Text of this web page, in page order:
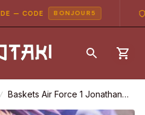
— CODE BONJOUR5
Baskets Air Force 1 Jonathan
Joestar – JoJo’s Bizarre